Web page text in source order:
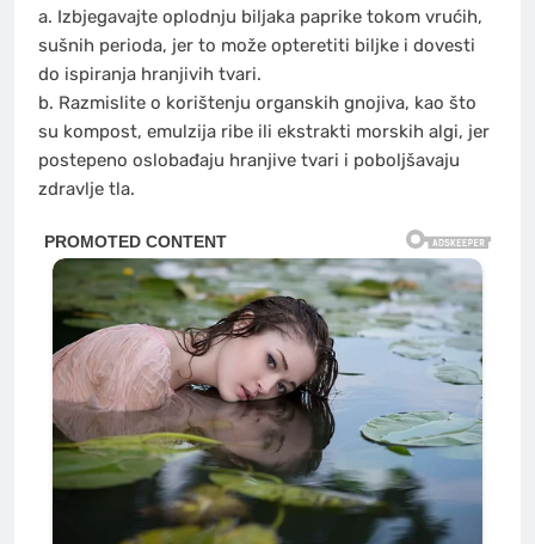
a. Izbjegavajte oplodnju biljaka paprike tokom vrućih,
sušnih perioda, jer to može opteretiti biljke i dovesti
do ispiranja hranjivih tvari.
b. Razmislite o korištenju organskih gnojiva, kao što
su kompost, emulzija ribe ili ekstrakti morskih algi, jer
postepeno oslobađaju hranjive tvari i poboljšavaju
zdravlje tla.